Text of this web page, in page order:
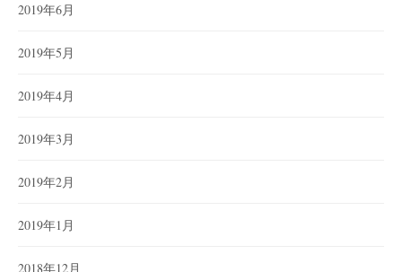
2019年6月
2019年5月
2019年4月
2019年3月
2019年2月
2019年1月
2018年12月